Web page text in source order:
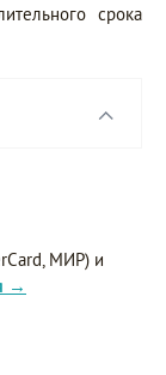
срока
МИР) и
→